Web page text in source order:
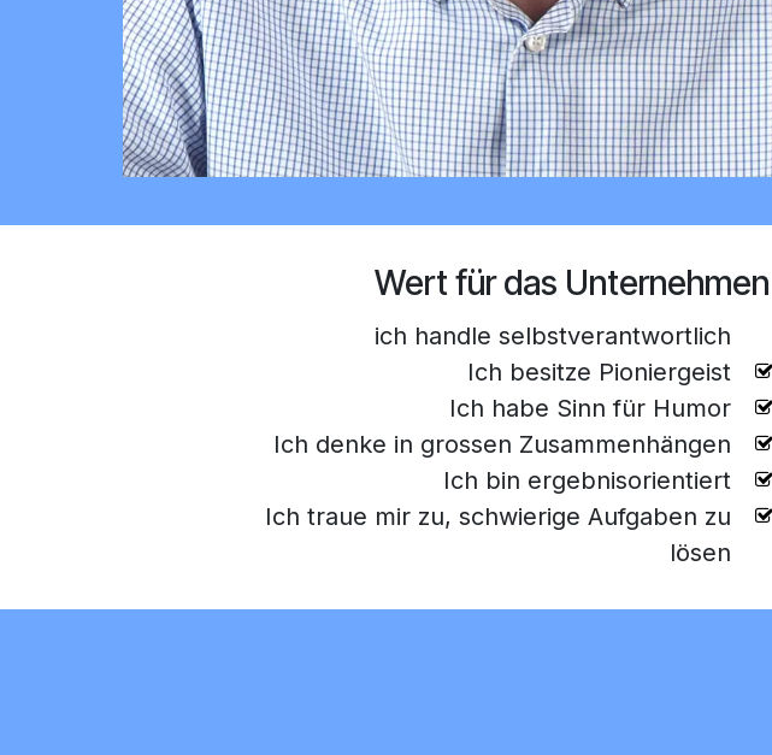
Wert für das Unternehmen
ich handle selbstverantwortlich
Ich besitze Pioniergeist
Ich habe Sinn für Humor
Ich denke in grossen Zusammenhängen
Ich bin ergebnisorientiert
Ich traue mir zu, schwierige Aufgaben zu
lösen